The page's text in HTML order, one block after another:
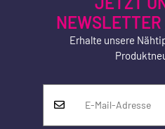
Erhalte unsere